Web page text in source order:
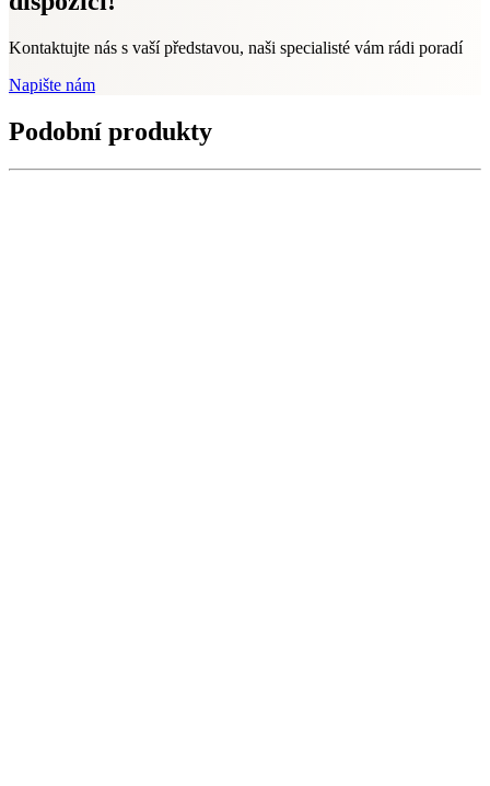
Kontaktujte nás s vaší představou, naši specialisté vám rádi poradí
Napište nám
Podobní produkty